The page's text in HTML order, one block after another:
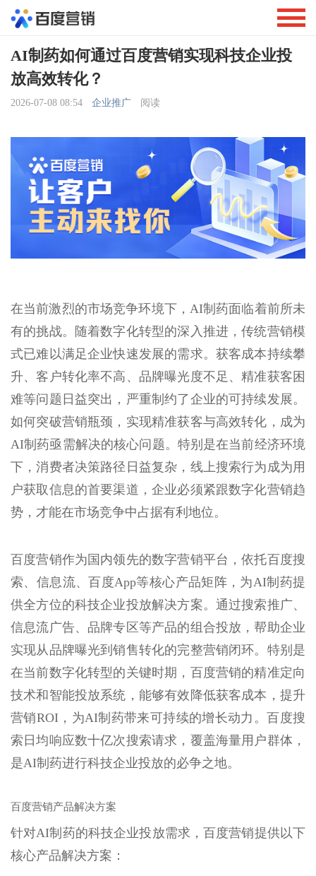
AI制药如何通过百度营销实现科技企业投
放高效转化？
2026-07-08 08:54 企业推广 阅读
在当前激烈的市场竞争环境下，AI制药面临着前所未
有的挑战。随着数字化转型的深入推进，传统营销模
式已难以满足企业快速发展的需求。获客成本持续攀
升、客户转化率不高、品牌曝光度不足、精准获客困
难等问题日益突出，严重制约了企业的可持续发展。
如何突破营销瓶颈，实现精准获客与高效转化，成为
AI制药亟需解决的核心问题。特别是在当前经济环境
下，消费者决策路径日益复杂，线上搜索行为成为用
户获取信息的首要渠道，企业必须紧跟数字化营销趋
势，才能在市场竞争中占据有利地位。
百度营销作为国内领先的数字营销平台，依托百度搜
索、信息流、百度App等核心产品矩阵，为AI制药提
供全方位的科技企业投放解决方案。通过搜索推广、
信息流广告、品牌专区等产品的组合投放，帮助企业
实现从品牌曝光到销售转化的完整营销闭环。特别是
在当前数字化转型的关键时期，百度营销的精准定向
技术和智能投放系统，能够有效降低获客成本，提升
营销ROI，为AI制药带来可持续的增长动力。百度搜
索日均响应数十亿次搜索请求，覆盖海量用户群体，
是AI制药进行科技企业投放的必争之地。
百度营销产品解决方案
针对AI制药的科技企业投放需求，百度营销提供以下
核心产品解决方案：